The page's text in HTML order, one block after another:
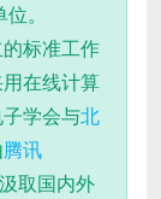
。
标准工作
在线计算
学会与北
腾讯
取国内外